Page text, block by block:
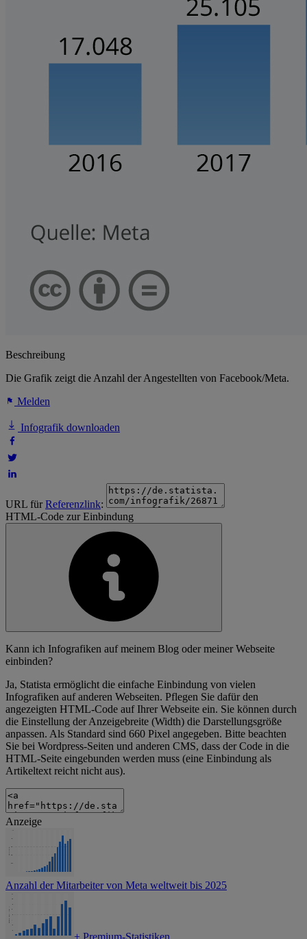
Beschreibung
Die Grafik zeigt die Anzahl der Angestellten von Facebook/Meta.
Melden
Infografik downloaden
URL fürReferenzlink:
HTML-Code zur Einbindung
Kann ich Infografiken auf meinem Blog oder meiner Webseite
einbinden?
Ja, Statista ermöglicht die einfache Einbindung von vielen
Infografiken auf anderen Webseiten. Pflegen Sie dafür den
angezeigten HTML-Code auf Ihrer Webseite ein. Sie können durch
die Einstellung der Anzeigebreite (Width) die Darstellungsgröße
anpassen. Als Standard sind 660 Pixel angegeben. Bitte beachten
Sie bei Wordpress-Seiten und anderen CMS, dass der Code in die
HTML-Seite eingebunden werden muss (eine Einbindung als
Artikeltext reicht nicht aus).
Anzeige
Anzahl der Mitarbeiter von Meta weltweit bis 2025